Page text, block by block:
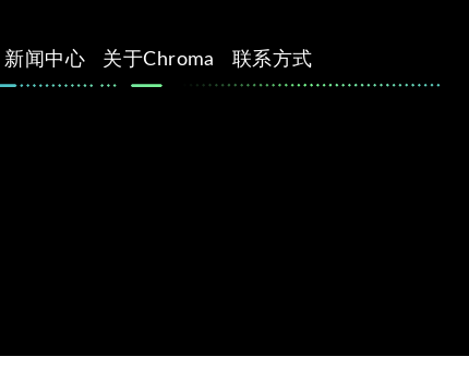
新闻中心 关于Chroma 联系方式